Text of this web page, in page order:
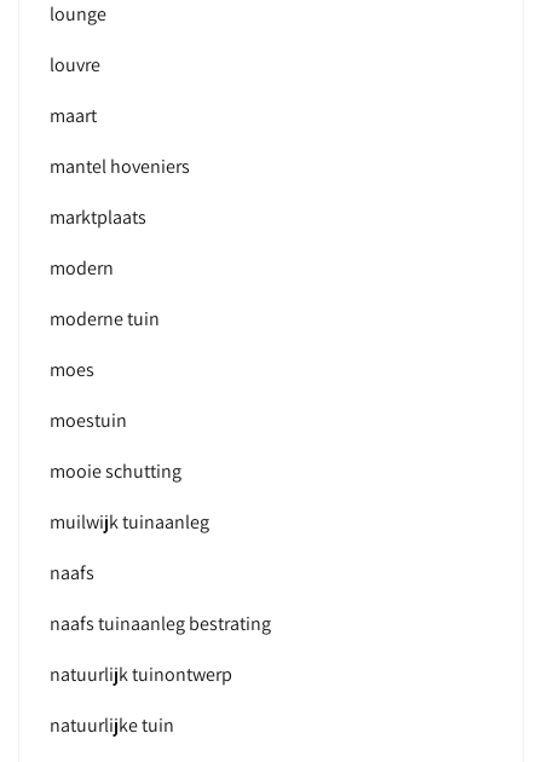
lounge
louvre
maart
mantel hoveniers
marktplaats
modern
moderne tuin
moes
moestuin
mooie schutting
muilwijk tuinaanleg
naafs
naafs tuinaanleg bestrating
natuurlijk tuinontwerp
natuurlijke tuin